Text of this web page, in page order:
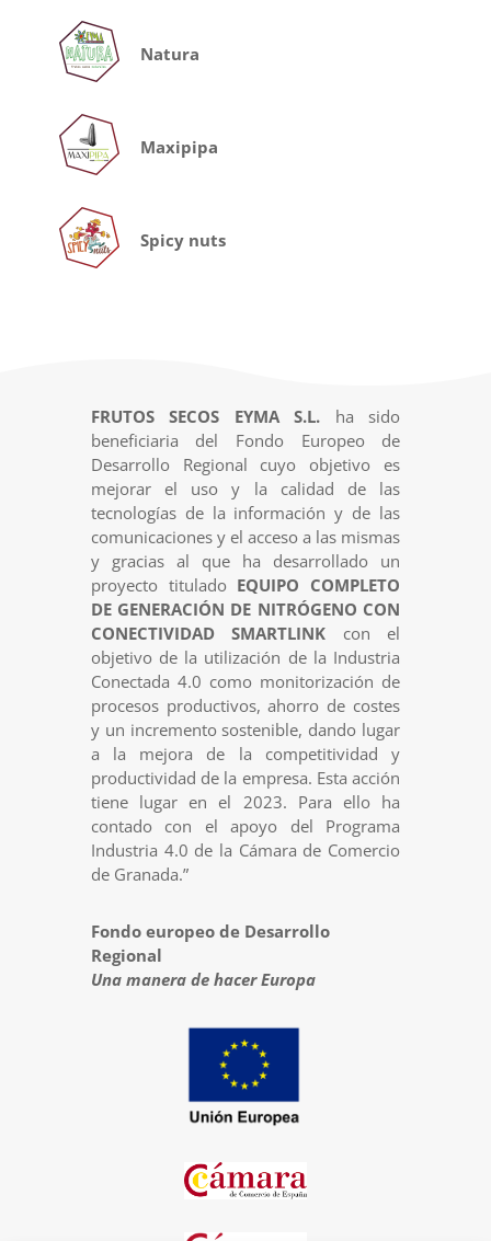
Natura
Maxipipa
Spicy nuts
FRUTOS SECOS EYMA S.L. ha sido
beneficiaria del Fondo Europeo de
Desarrollo Regional cuyo objetivo es
mejorar el uso y la calidad de las
tecnologías de la información y de las
comunicaciones y el acceso a las mismas
y gracias al que ha desarrollado un
proyecto titulado EQUIPO COMPLETO
DE GENERACIÓN DE NITRÓGENO CON
CONECTIVIDAD SMARTLINK con el
objetivo de la utilización de la Industria
Conectada 4.0 como monitorización de
procesos productivos, ahorro de costes
y un incremento sostenible, dando lugar
a la mejora de la competitividad y
productividad de la empresa. Esta acción
tiene lugar en el 2023. Para ello ha
contado con el apoyo del Programa
Industria 4.0 de la Cámara de Comercio
de Granada.”
Fondo europeo de Desarrollo
Regional
Una manera de hacer Europa